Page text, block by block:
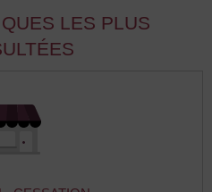
LES PLUS